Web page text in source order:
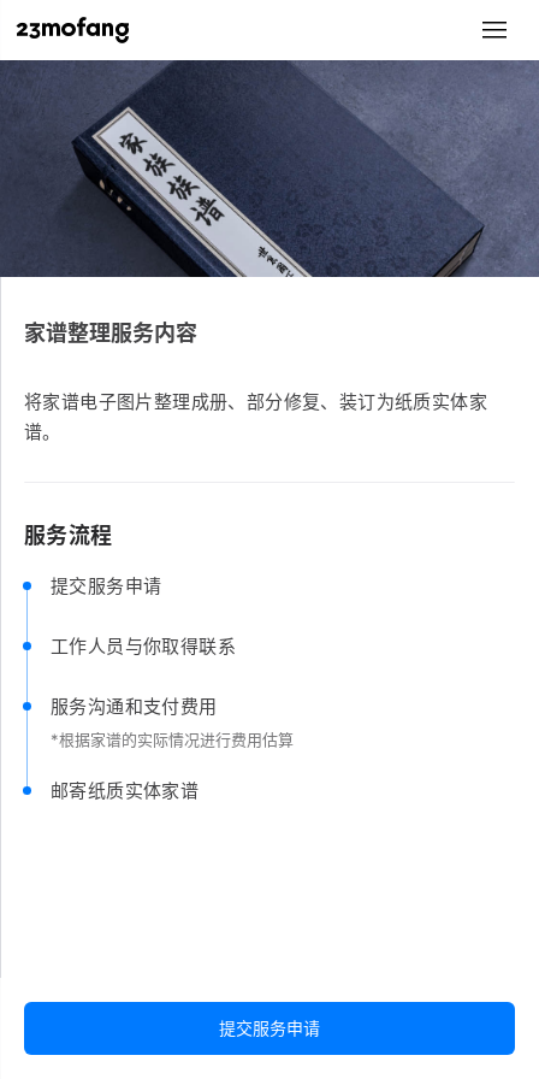
家谱整理服务内容
将家谱电子图片整理成册、部分修复、装订为纸质实体家
谱。
服务流程
提交服务申请
工作人员与你取得联系
服务沟通和支付费用
*根据家谱的实际情况进行费用估算
邮寄纸质实体家谱
提交服务申请